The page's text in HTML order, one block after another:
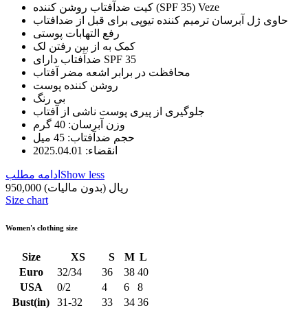
کیت ضدآفتاب روشن کننده (SPF 35) Veze
حاوی ژل آبرسان ترمیم کننده تیوپی برای قبل از ضدافتاب
رفع التهابات پوستی
کمک به از بین رفتن لک
ضدآفتاب دارای SPF 35
محافظت در برابر اشعه مضر آفتاب
روشن کننده پوست
بی رنگ
جلوگیری از پیری پوست ناشی از آفتاب
وزن آبرسان: 40 گرم
حجم ضدآفتاب: 45 میل
انقضاء: 2025.04.01
ادامه مطلب Show less
950,000 ریال (بدون مالیات)
Size chart
Women's clothing size
Size XS S M L
Euro
32/34 36 38 40
USA
0/2 4 6
8
Bust(in)
31-32 33 34 36